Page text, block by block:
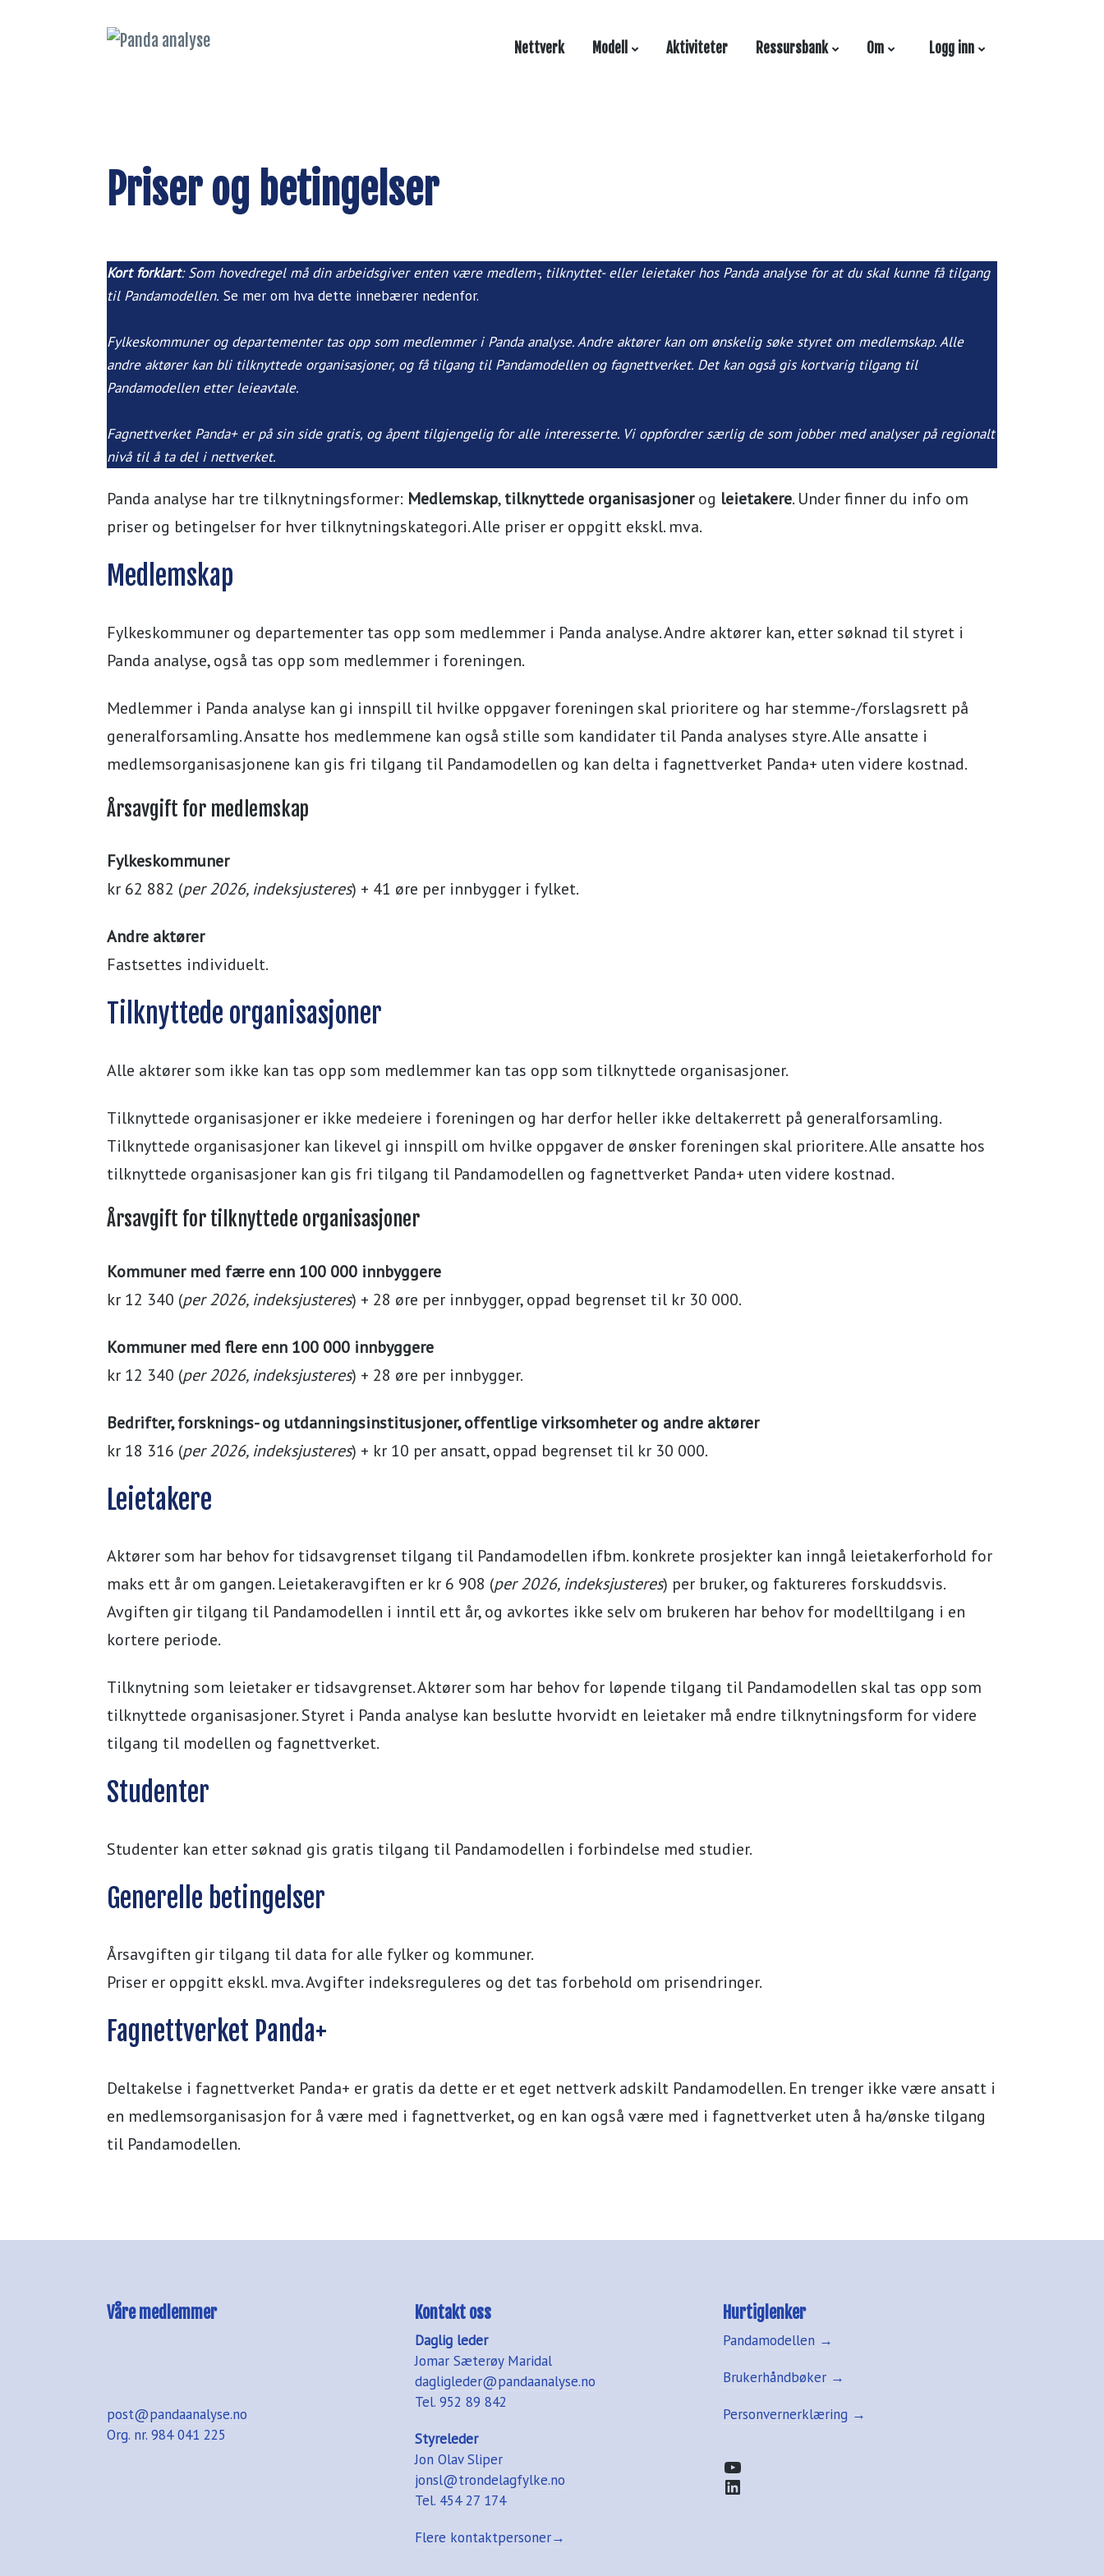
Nettverk Modell Aktiviteter Ressursbank Om Logg inn
Priser og betingelser
Kort forklart: Som hovedregel må din arbeidsgiver enten være medlem-, tilknyttet- eller leietaker hos Panda analyse for at du skal kunne få tilgang
til Pandamodellen. Se mer om hva dette innebærer nedenfor.
Fylkeskommuner og departementer tas opp som medlemmer i Panda analyse. Andre aktører kan om ønskelig søke styret om medlemskap. Alle
andre aktører kan bli tilknyttede organisasjoner, og få tilgang til Pandamodellen og fagnettverket. Det kan også gis kortvarig tilgang til
Pandamodellen etter leieavtale.
Fagnettverket Panda+ er på sin side gratis, og åpent tilgjengelig for alle interesserte. Vi oppfordrer særlig de som jobber med analyser på regionalt
nivå til å ta del i nettverket.
Panda analyse har tre tilknytningsformer: Medlemskap,tilknyttede organisasjonerog leietakere. Under finner du info om
priser og betingelser for hver tilknytningskategori. Alle priser er oppgitt ekskl. mva.
Medlemskap
Fylkeskommuner og departementer tas opp som medlemmer i Panda analyse. Andre aktører kan, etter søknad til styret i
Panda analyse, også tas opp som medlemmer i foreningen.
Medlemmer i Panda analyse kan gi innspill til hvilke oppgaver foreningen skal prioritere og har stemme-/forslagsrett på
generalforsamling. Ansatte hos medlemmene kan også stille som kandidater til Panda analyses styre. Alle ansatte i
medlemsorganisasjonene kan gis fri tilgang til Pandamodellen og kan delta i fagnettverket Panda+ uten videre kostnad.
Årsavgift for medlemskap
Fylkeskommuner
kr 62 882 (per 2026, indeksjusteres) + 41 øre per innbygger i fylket.
Andre aktører
Fastsettes individuelt.
Tilknyttede organisasjoner
Alle aktører som ikke kan tas opp som medlemmer kan tas opp som tilknyttede organisasjoner.
Tilknyttede organisasjoner er ikke medeiere i foreningen og har derfor heller ikke deltakerrett på generalforsamling.
Tilknyttede organisasjoner kan likevel gi innspill om hvilke oppgaver de ønsker foreningen skal prioritere. Alle ansatte hos
tilknyttede organisasjoner kan gis fri tilgang til Pandamodellen og fagnettverket Panda+ uten videre kostnad.
Årsavgift for tilknyttede organisasjoner
Kommuner med færre enn 100 000 innbyggere
kr 12 340 (per 2026, indeksjusteres) + 28 øre per innbygger, oppad begrenset til kr 30 000.
Kommuner med flere enn 100 000 innbyggere
kr 12 340 (per 2026, indeksjusteres) + 28 øre per innbygger.
Bedrifter, forsknings- og utdanningsinstitusjoner, offentlige virksomheter og andre aktører
kr 18 316 (per 2026, indeksjusteres) + kr 10 per ansatt, oppad begrenset til kr 30 000.
Leietakere
Aktører som har behov for tidsavgrenset tilgang til Pandamodellen ifbm. konkrete prosjekter kan inngå leietakerforhold for
maks ett år om gangen. Leietakeravgiften er kr 6 908 (per 2026, indeksjusteres) per bruker, og faktureres forskuddsvis.
Avgiften gir tilgang til Pandamodellen i inntil ett år, og avkortes ikke selv om brukeren har behov for modelltilgang i en
kortere periode.
Tilknytning som leietaker er tidsavgrenset. Aktører som har behov for løpende tilgang til Pandamodellen skal tas opp som
tilknyttede organisasjoner. Styret i Panda analyse kan beslutte hvorvidt en leietaker må endre tilknytningsform for videre
tilgang til modellen og fagnettverket.
Studenter
Studenter kan etter søknad gis gratis tilgang til Pandamodellen i forbindelse med studier.
Generelle betingelser
Årsavgiften gir tilgang til data for alle fylker og kommuner.
Priser er oppgitt ekskl. mva. Avgifter indeksreguleres og det tas forbehold om prisendringer.
Fagnettverket Panda+
Deltakelse i fagnettverket Panda+ er gratis da dette er et eget nettverk adskilt Pandamodellen. En trenger ikke være ansatt i
en medlemsorganisasjon for å være med i fagnettverket, og en kan også være med i fagnettverket uten å ha/ønske tilgang
til Pandamodellen.
Våre medlemmer
post@pandaanalyse.no
Org. nr. 984 041 225
Kontakt oss
Daglig leder
Jomar Sæterøy Maridal
dagligleder@pandaanalyse.no
Tel. 952 89 842
Styreleder
Jon Olav Sliper
jonsl@trondelagfylke.no
Tel. 454 27 174
Flere kontaktpersoner→
Hurtiglenker
Pandamodellen →
Brukerhåndbøker →
Personvernerklæring →
YouTube
LinkedIn